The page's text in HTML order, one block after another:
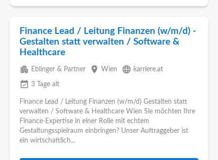
Finance Lead / Leitung Finanzen (w/m/d) -
Gestalten statt verwalten / Software &
Healthcare
apartment Eblinger & Partner place Wien language karriere.at
event_available 3 Tage alt
Finance Lead / Leitung Finanzen (w/m/d) Gestalten statt
verwalten / Software & Healthcare Wien Sie möchten Ihre
Finance-Expertise in einer Rolle mit echtem
Gestaltungsspielraum einbringen? Unser Auftraggeber ist
ein wirtschaftlich...